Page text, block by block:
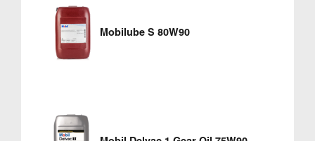
Mobilube S 80W90